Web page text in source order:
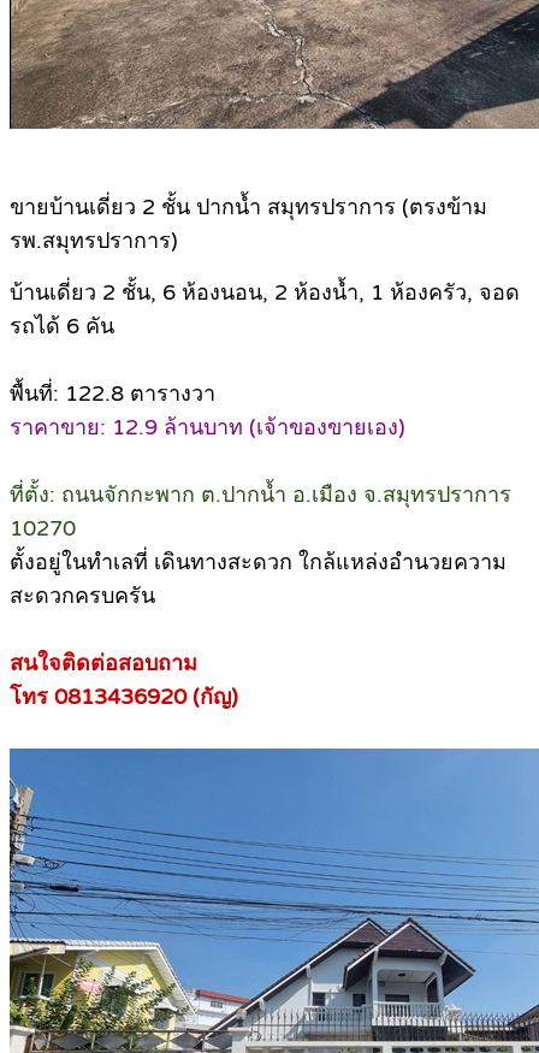
ขายบ้านเดี่ยว 2 ชั้น ปากน้ำ สมุทรปราการ (ตรงข้าม
รพ.สมุทรปราการ)
บ้านเดี่ยว 2 ชั้น, 6 ห้องนอน, 2 ห้องน้ำ, 1 ห้องครัว, จอด
รถได้ 6 คัน
พื้นที่: 122.8 ตารางวา
ราคาขาย: 12.9 ล้านบาท (เจ้าของขายเอง)
ที่ตั้ง: ถนนจักกะพาก ต.ปากน้ำ อ.เมือง จ.สมุทรปราการ
10270
ตั้งอยู่ในทำเลที่ เดินทางสะดวก ใกล้แหล่งอำนวยความ
สะดวกครบครัน
สนใจติดต่อสอบถาม
โทร 0813436920 (กัญ)